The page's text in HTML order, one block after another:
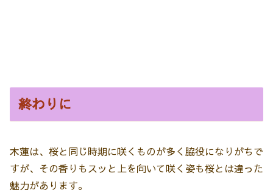
終わりに
木蓮は、桜と同じ時期に咲くものが多く脇役になりがちで
すが、その香りもスッと上を向いて咲く姿も桜とは違った
魅力があります。